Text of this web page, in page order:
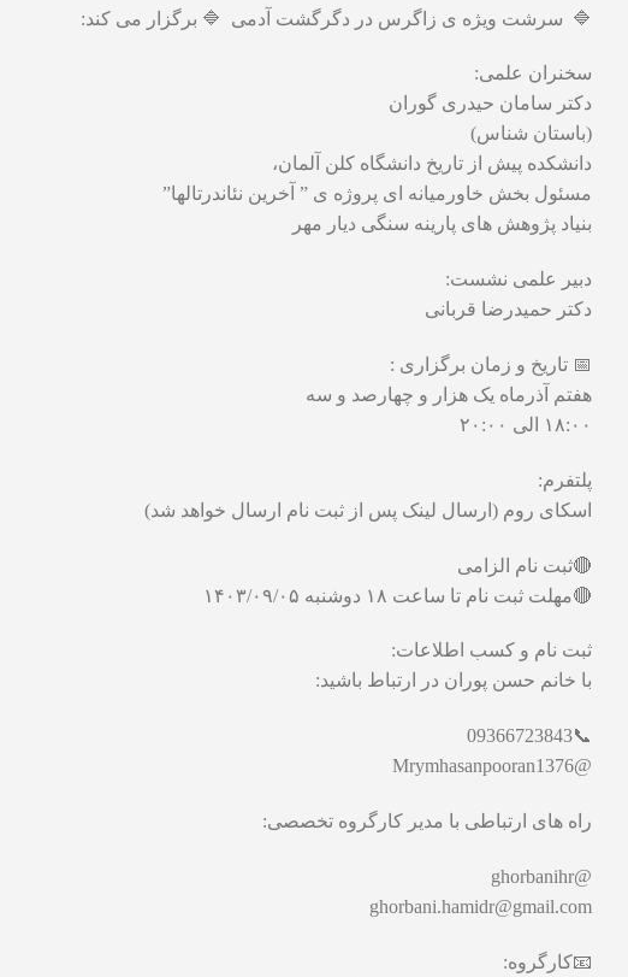
🔷️ سرشت ویژه ی زاگرس در دگرگشت آدمی 🔷️ برگزار می کند:
سخنران علمی:
دکتر سامان حیدری گوران
(باستان شناس)
دانشکده پیش از تاریخ دانشگاه کلن آلمان،
مسئول بخش خاورمیانه ای پروژه ی ” آخرین نئاندرتالها”
بنیاد پژوهش های پارینه سنگی دیار مهر
دبیر علمی نشست:
دکتر حمیدرضا قربانی
📅 تاریخ و زمان برگزاری :
هفتم آذرماه یک هزار و چهارصد و سه
۱۸:۰۰ الی ۲۰:۰۰
پلتفرم:
اسکای روم (ارسال لینک پس از ثبت نام ارسال خواهد شد)
🔴ثبت نام الزامی
🔴مهلت ثبت نام تا ساعت ۱۸ دوشنبه ۱۴۰۳/۰۹/۰۵
ثبت نام و کسب اطلاعات:
با خانم حسن پوران در ارتباط باشید:
📞09366723843
@Mrymhasanpooran1376
راه های ارتباطی با مدیر کارگروه تخصصی:
@ghorbanihr
ghorbani.hamidr@gmail.com
📧کارگروه: